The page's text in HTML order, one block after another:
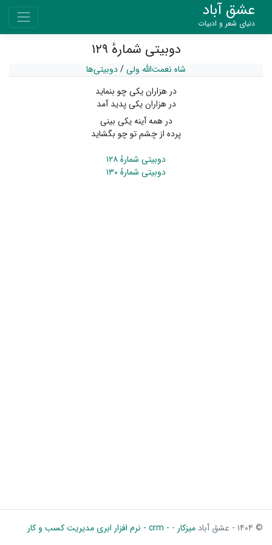
عشق آباد
دنیای شعر و ادبیات
دوبیتی شمارهٔ ۱۲۹
شاه نعمت‌الله ولی/دوبیتی‌ها
در هزاران یکی چو بنماید
در هزاران یکی پدید آمد
در همه آینه یکی بینی
پرده از چشم تو چو بگشاید
دوبیتی شمارهٔ ۱۲۸
دوبیتی شمارهٔ ۱۳۰
© ۱۴۰۴ - عشق آباد میزکار - - crm - نرم افزار ابری مدیریت کسب و کار